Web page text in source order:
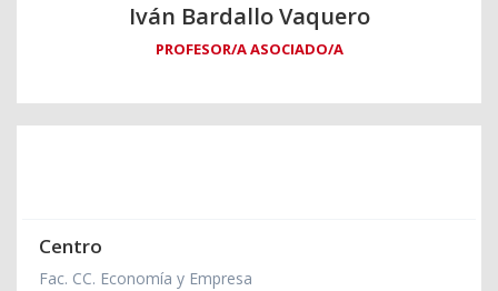
Iván Bardallo Vaquero
PROFESOR/A ASOCIADO/A
Centro
Fac. CC. Economía y Empresa